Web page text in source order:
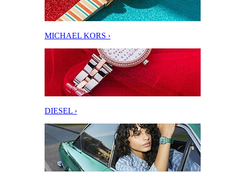
MICHAEL KORS ›
DIESEL ›